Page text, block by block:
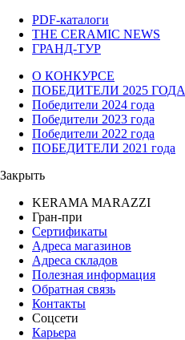
PDF-каталоги
THE CERAMIC NEWS
ГРАНД-ТУР
О КОНКУРСЕ
ПОБЕДИТЕЛИ 2025 ГОДА
Победители 2024 года
Победители 2023 года
Победители 2022 года
ПОБЕДИТЕЛИ 2021 года
Закрыть
KERAMA MARAZZI
Гран-при
Сертификаты
Адреса магазинов
Адреса складов
Полезная информация
Обратная связь
Контакты
Соцсети
Карьера